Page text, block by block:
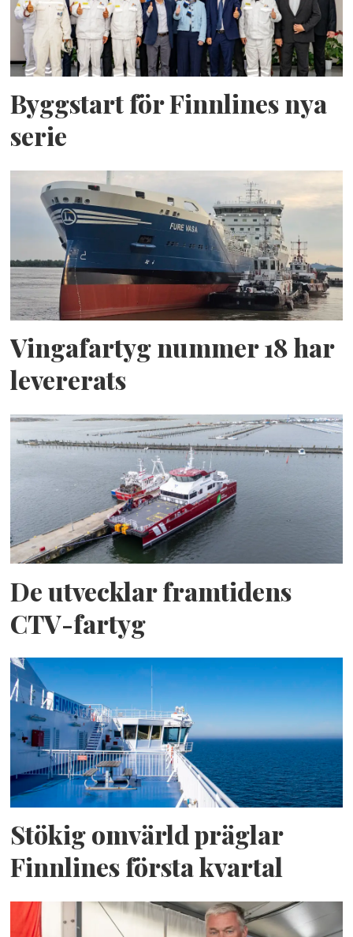
Byggstart för Finnlines nya
serie
Vingafartyg nummer 18 har
levererats
De utvecklar framtidens
CTV-fartyg
Stökig omvärld präglar
Finnlines första kvartal